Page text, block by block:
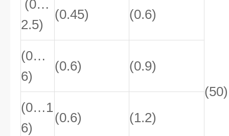
(0…
2.5)
(0.45) (0.6)
(50)
(0…
6)
(0.6) (0.9)
(0…1
6)
(0.6) (1.2)